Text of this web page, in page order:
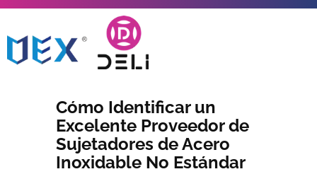
Cómo Identificar un
Excelente Proveedor de
Sujetadores de Acero
Inoxidable No Estándar